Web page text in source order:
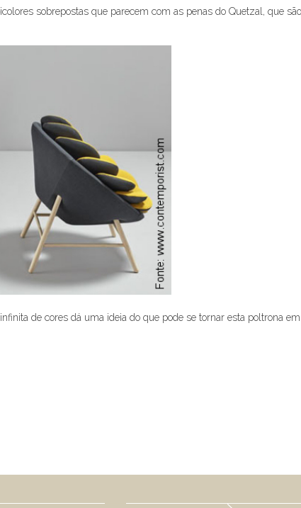
sobrepostas que parecem com as penas do Quetzal, que são
de cores dá uma ideia do que pode se tornar esta poltrona em